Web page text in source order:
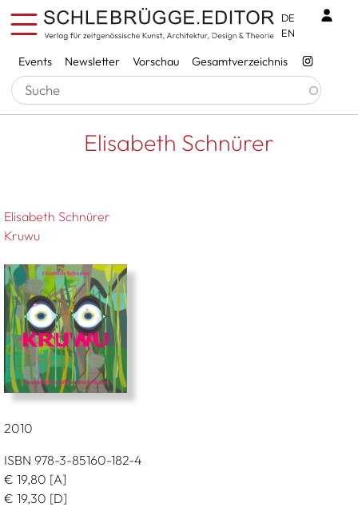
Direkt zum Inhalt
Services
Events Newsletter Vorschau Gesamtverzeichnis
DE
EN
Pfadnavigation
Startseite Elisabeth Schnürer
Elisabeth Schnürer
Elisabeth Schnürer
Kruwu
2010
ISBN 978-3-85160-182-4
€ 19,80 [A]
€ 19,30 [D]